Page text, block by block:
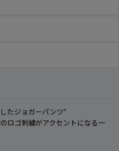
たジョガーパンツ”
ロゴ刺繍がアクセントになる一